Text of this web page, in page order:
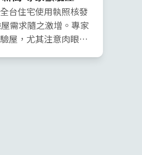
台住宅使用執照核發
需求隨之激增。專家
屋，尤其注意肉眼難